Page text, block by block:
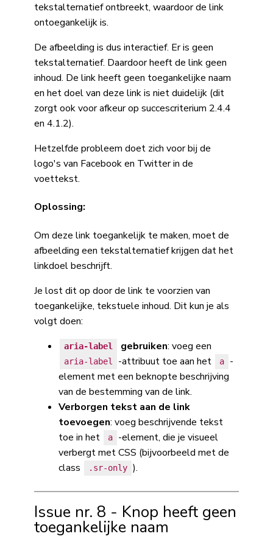
tekstalternatief ontbreekt, waardoor de link
ontoegankelijk is.
De afbeelding is dus interactief. Er is geen
tekstalternatief. Daardoor heeft de link geen
inhoud. De link heeft geen toegankelijke naam
en het doel van deze link is niet duidelijk (dit
zorgt ook voor afkeur op succescriterium 2.4.4
en 4.1.2).
Hetzelfde probleem doet zich voor bij de
logo's van Facebook en Twitter in de
voettekst.
Oplossing:
Om deze link toegankelijk te maken, moet de
afbeelding een tekstalternatief krijgen dat het
linkdoel beschrijft.
Je lost dit op door de link te voorzien van
toegankelijke, tekstuele inhoud. Dit kun je als
volgt doen:
aria-label gebruiken: voeg een
aria-label -attribuut toe aan het a
-
element met een beknopte beschrijving
van de bestemming van de link.
Verborgen tekst aan de link
toevoegen: voeg beschrijvende tekst
toe in het
a
-element, die je visueel
verbergt met CSS (bijvoorbeeld met de
class
.sr-only ).
Issue nr. 8 - Knop heeft geen
toegankelijke naam